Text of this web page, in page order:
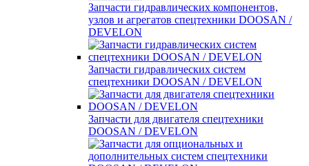
Запчасти гидравлических компонентов,
узлов и агрегатов спецтехники DOOSAN /
DEVELON
Запчасти гидравлических систем
спецтехники DOOSAN / DEVELON
Запчасти для двигателя спецтехники
DOOSAN / DEVELON